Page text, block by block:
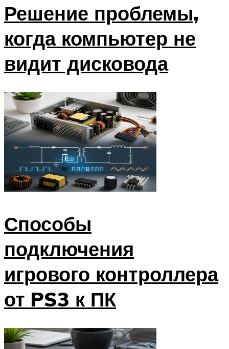
Решение проблемы,
когда компьютер не
видит дисковода
Способы
подключения
игрового контроллера
от PS3 к ПК